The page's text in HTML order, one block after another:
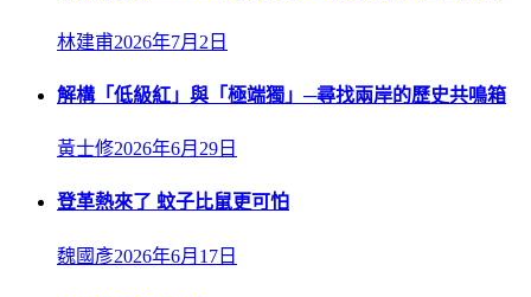
林建甫2026年7月2日
解構「低級紅」與「極端獨」─尋找兩岸的歷史共鳴箱
黃士修2026年6月29日
登革熱來了 蚊子比鼠更可怕
魏國彥2026年6月17日